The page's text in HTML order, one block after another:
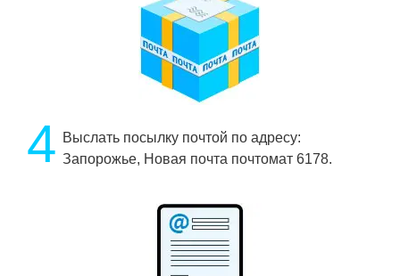
4 Выслать посылку почтой по адресу:
Запорожье, Новая почта почтомат 6178.